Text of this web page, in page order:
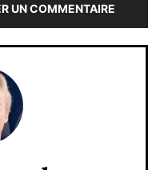
UN COMMENTAIRE